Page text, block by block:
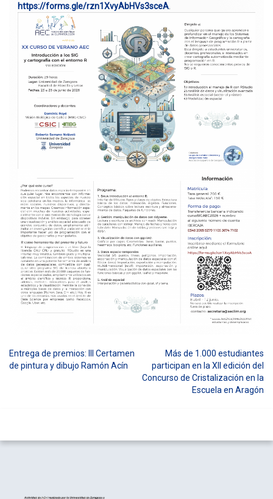
https://forms.gle/rzn1XvyAbHVs3sceA
Navegación
Entrega de premios: III Certamen
de pintura y dibujo Ramón Acín
Más de 1.000 estudiantes
participan en la XII edición del
Concurso de Cristalización en la
Escuela en Aragón